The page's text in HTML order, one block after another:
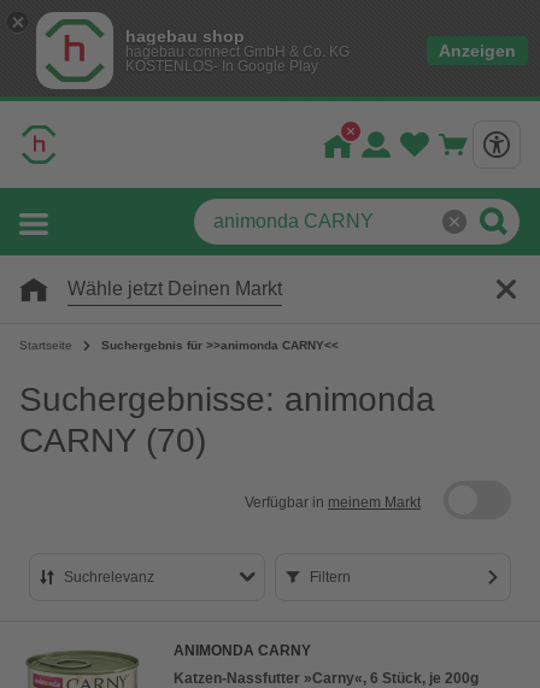
hagebau shop
hagebau connect GmbH & Co. KG
KOSTENLOS- In Google Play
Anzeigen
Wähle jetzt Deinen Markt
Startseite Suchergebnis für >>animonda CARNY<<
Suchergebnisse: animonda
CARNY (70)
Verfügbar in meinem Markt
Suchrelevanz
Bestseller
Filtern
ANIMONDA CARNY
Katzen-Nassfutter »Carny«, 6 Stück, je 200g